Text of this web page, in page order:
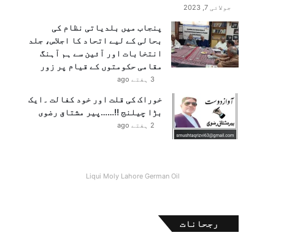
جولائی 7, 2023
پنجاب میں بلدیاتی نظام کی
بحالی کے لیے اتحاد کا اجلاس، جلد
انتخابات اور آئین سے ہم آہنگ
مقامی حکومتوں کے قیام پر زور
3 ہفتے ago
خوراک کی قلت اور خود کفالت ۔ایک
بڑا چیلنج !!……پیر مشتاق رضوی
2 ہفتے ago
Liqui Moly Lahore German Oil
رجحانات